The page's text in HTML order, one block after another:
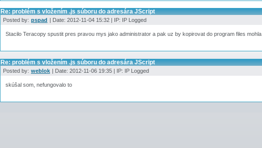
Re: problém s vložením .js súboru do adresára JScript
Posted by: pspad | Date: 2012-11-04 15:32 | IP: IP Logged
Stacilo Teracopy spustit pres pravou mys jako administrator a pak uz by kopirovat do program files mohla
Re: problém s vložením .js súboru do adresára JScript
Posted by: weblok | Date: 2012-11-06 19:35 | IP: IP Logged
skúšal som, nefungovalo to